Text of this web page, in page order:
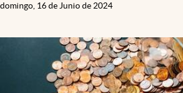
domingo, 16 de Junio de 2024